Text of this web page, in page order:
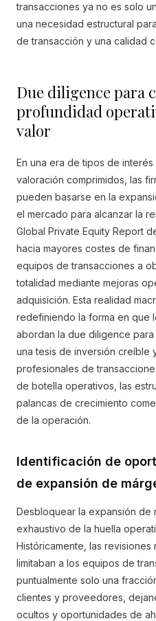
transacciones ya no es solo
una necesidad estructural
de transacción y una calidad
Due diligence para
profundidad
valor
En una era de tipos de
valoración comprimidos, las
pueden basarse en la
el mercado para alcanzar la
Global Private Equity Report
hacia mayores costes de
equipos de transacciones a
totalidad mediante mejoras
adquisición. Esta realidad
redefiniendo la forma en que
abordan la due diligence
una tesis de inversión creíble
profesionales de
de botella operativos, las
palancas de crecimiento
de la operación.
Identificación de
de expansión de
Desbloquear la expansión de
exhaustivo de la huella
Históricamente, las revisiones
limitaban a los equipos de
puntualmente solo una
clientes y proveedores,
ocultos y oportunidades de